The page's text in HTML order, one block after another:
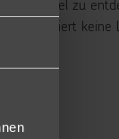
viel zu
garantiert keine